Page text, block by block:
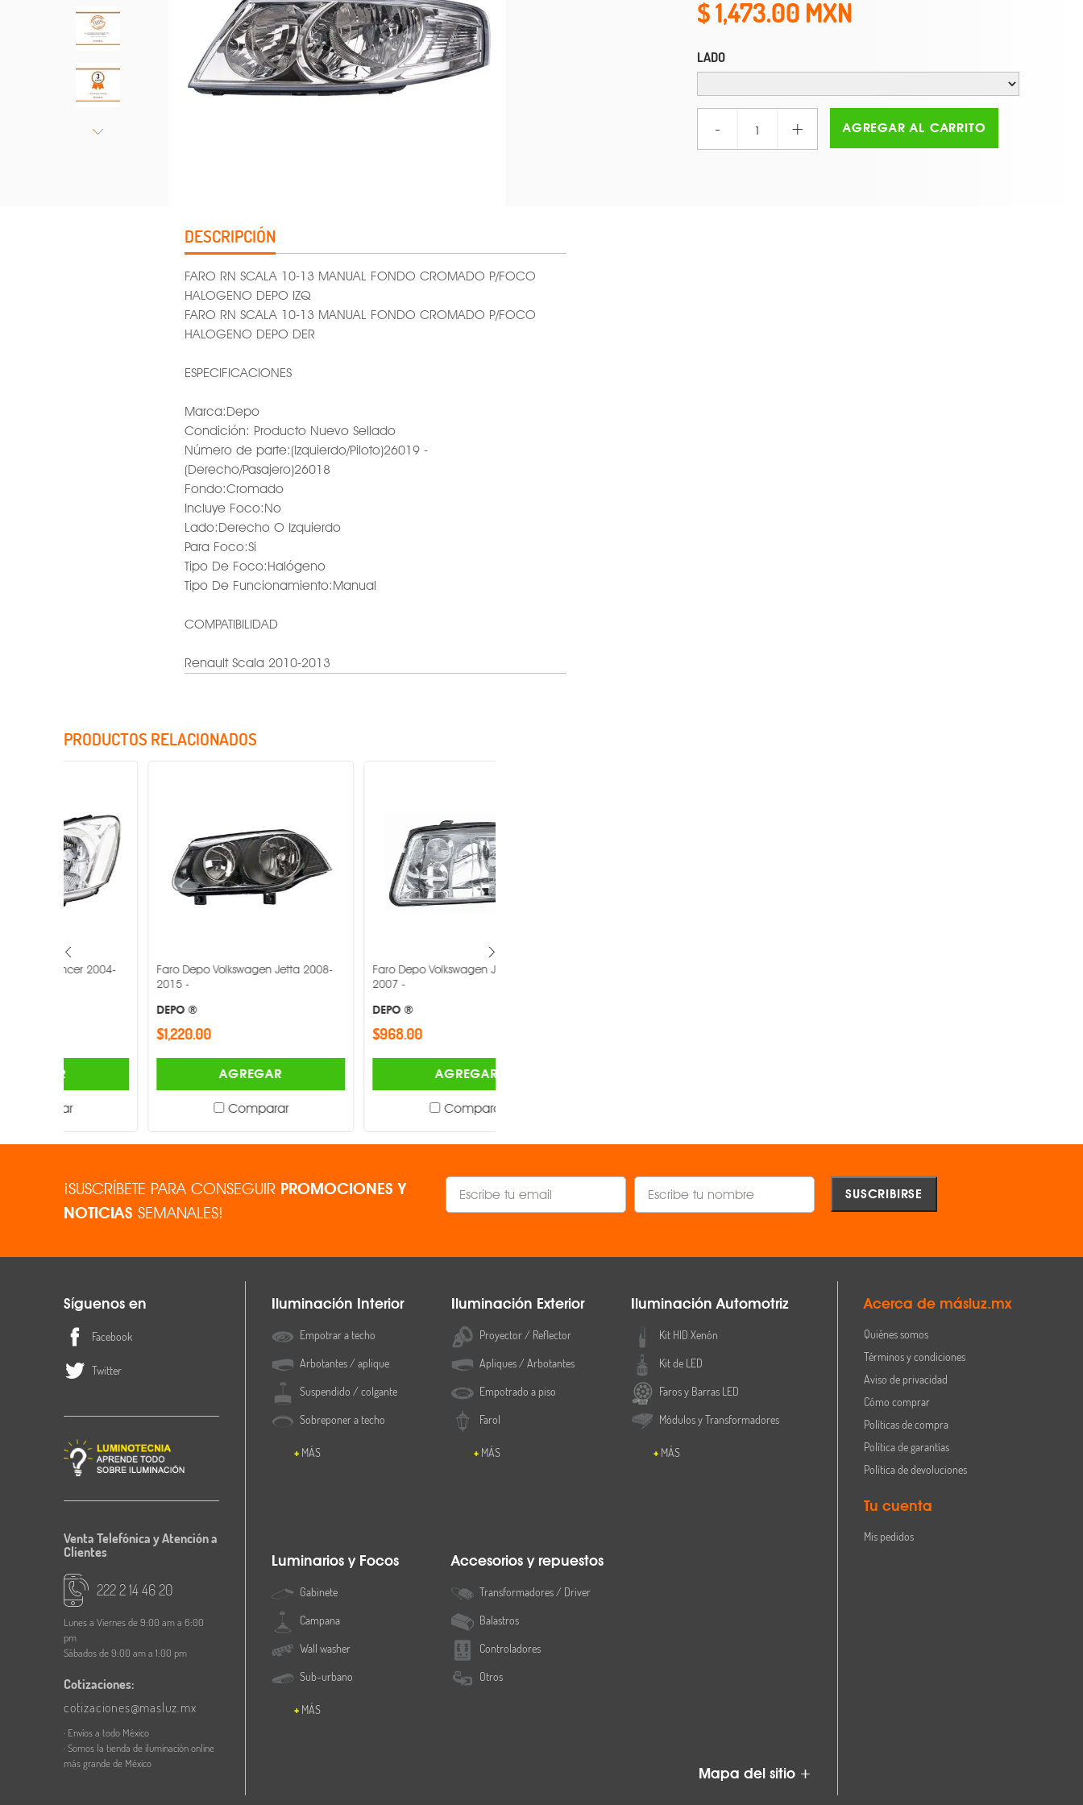
1,473.00
LADO
- + AGREGAR AL CARRITO
DESCRIPCIÓN
FARO RN SCALA 10-13 MANUAL FONDO CROMADO P/FOCO
HALOGENO DEPO IZQ
FARO RN SCALA 10-13 MANUAL FONDO CROMADO P/FOCO
HALOGENO DEPO DER
ESPECIFICACIONES
Marca:Depo
Condición: Producto Nuevo Sellado
Número de parte:(Izquierdo/Piloto)26019 -
(Derecho/Pasajero)26018
Fondo:Cromado
Incluye Foco:No
Lado:Derecho O Izquierdo
Para Foco:Si
Tipo De Foco:Halógeno
Tipo De Funcionamiento:Manual
COMPATIBILIDAD
Renault Scala 2010-2013
PRODUCTOS RELACIONADOS
Faro Depo Volkswagen Jetta 2008-
Faro Depo Volkswagen Jetta 1999-
¡SUSCRÍBETE PARA CONSEGUIR PROMOCIONES Y
NOTICIAS SEMANALES!
Síguenos en
Facebook
Twitter
Venta Telefónica y Atención a
Clientes
222 2 14 46 20
Lunes a Viernes de 9:00 am a 6:00
pm
Sábados de 9:00 am a 1:00 pm
Cotizaciones:
cotizaciones@masluz.mx
· Envíos a todo México
· Somos la tienda de iluminación online
más grande de México
Iluminación Interior
Empotrar a techo
Arbotantes / aplique
Suspendido / colgante
Sobreponer a techo
MÁS
Iluminación Exterior
Proyector / Reflector
Apliques / Arbotantes
Empotrado a piso
Farol
MÁS
Iluminación Automotriz
Kit HID Xenón
Kit de LED
Faros y Barras LED
Módulos y Transformadores
MÁS
Luminarios y Focos
Gabinete
Campana
Wall washer
Sub-urbano
MÁS
Accesorios y repuestos
Transformadores / Driver
Balastros
Controladores
Otros
Mapa del sitio +
Acerca de másluz.mx
Quiénes somos
Términos y condiciones
Aviso de privacidad
Cómo comprar
Políticas de compra
Política de garantías
Política de devoluciones
Tu cuenta
Mis pedidos